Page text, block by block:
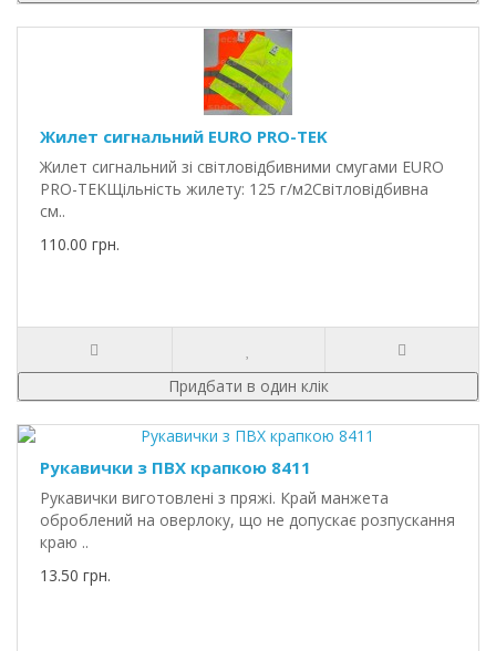
Жилет сигнальний EURO PRO-TEK
Жилет сигнальний зі світловідбивними смугами EURO
PRO-TEKЩільність жилету: 125 г/м2Світловідбивна
см..
110.00 грн.
Придбати в один клік
Рукавички з ПВХ крапкою 8411
Рукавички виготовлені з пряжі. Край манжета
оброблений на оверлоку, що не допускає розпускання
краю ..
13.50 грн.